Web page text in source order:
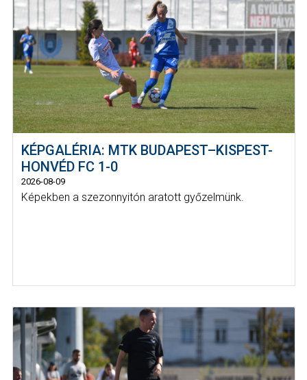
KÉPGALÉRIA: MTK BUDAPEST–KISPEST-
HONVÉD FC 1-0
2026-08-09
Képekben a szezonnyitón aratott győzelmünk.